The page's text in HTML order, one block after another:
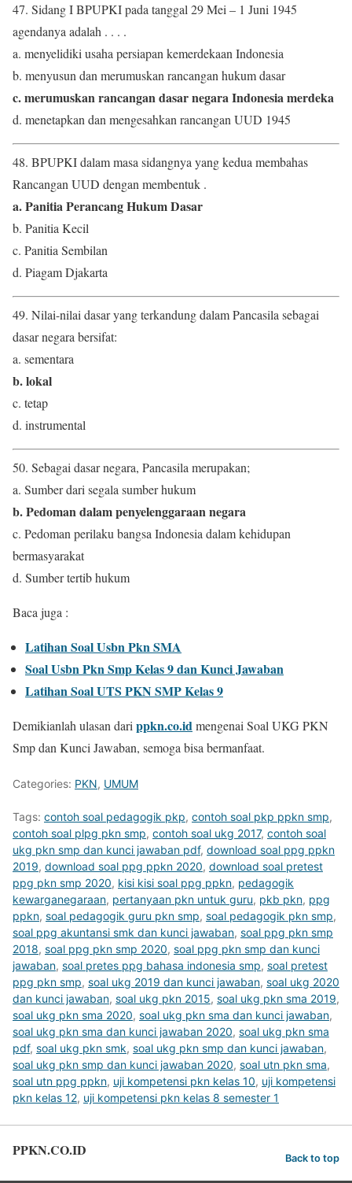
47. Sidang I BPUPKI pada tanggal 29 Mei – 1 Juni 1945
agendanya adalah . . . .
a. menyelidiki usaha persiapan kemerdekaan Indonesia
b. menyusun dan merumuskan rancangan hukum dasar
c. merumuskan rancangan dasar negara Indonesia merdeka
d. menetapkan dan mengesahkan rancangan UUD 1945
48. BPUPKI dalam masa sidangnya yang kedua membahas
Rancangan UUD dengan membentuk .
a. Panitia Perancang Hukum Dasar
b. Panitia Kecil
c. Panitia Sembilan
d. Piagam Djakarta
49. Nilai-nilai dasar yang terkandung dalam Pancasila sebagai
dasar negara bersifat:
a. sementara
b. lokal
c. tetap
d. instrumental
50. Sebagai dasar negara, Pancasila merupakan;
a. Sumber dari segala sumber hukum
b. Pedoman dalam penyelenggaraan negara
c. Pedoman perilaku bangsa Indonesia dalam kehidupan
bermasyarakat
d. Sumber tertib hukum
Baca juga :
Latihan Soal Usbn Pkn SMA
Soal Usbn Pkn Smp Kelas 9 dan Kunci Jawaban
Latihan Soal UTS PKN SMP Kelas 9
Demikianlah ulasan dari ppkn.co.idmengenai Soal UKG PKN
Smp dan Kunci Jawaban, semoga bisa bermanfaat.
Categories: PKN, UMUM
Tags: contoh soal pedagogik pkp, contoh soal pkp ppkn smp,
contoh soal plpg pkn smp, contoh soal ukg 2017, contoh soal
ukg pkn smp dan kunci jawaban pdf, download soal ppg ppkn
2019, download soal ppg ppkn 2020, download soal pretest
ppg pkn smp 2020, kisi kisi soal ppg ppkn, pedagogik
kewarganegaraan, pertanyaan pkn untuk guru, pkb pkn, ppg
ppkn, soal pedagogik guru pkn smp, soal pedagogik pkn smp,
soal ppg akuntansi smk dan kunci jawaban, soal ppg pkn smp
2018, soal ppg pkn smp 2020, soal ppg pkn smp dan kunci
jawaban, soal pretes ppg bahasa indonesia smp, soal pretest
ppg pkn smp, soal ukg 2019 dan kunci jawaban, soal ukg 2020
dan kunci jawaban, soal ukg pkn 2015, soal ukg pkn sma 2019,
soal ukg pkn sma 2020, soal ukg pkn sma dan kunci jawaban,
soal ukg pkn sma dan kunci jawaban 2020, soal ukg pkn sma
pdf, soal ukg pkn smk, soal ukg pkn smp dan kunci jawaban,
soal ukg pkn smp dan kunci jawaban 2020, soal utn pkn sma,
soal utn ppg ppkn, uji kompetensi pkn kelas 10, uji kompetensi
pkn kelas 12, uji kompetensi pkn kelas 8 semester 1
PPKN.CO.ID Back to top